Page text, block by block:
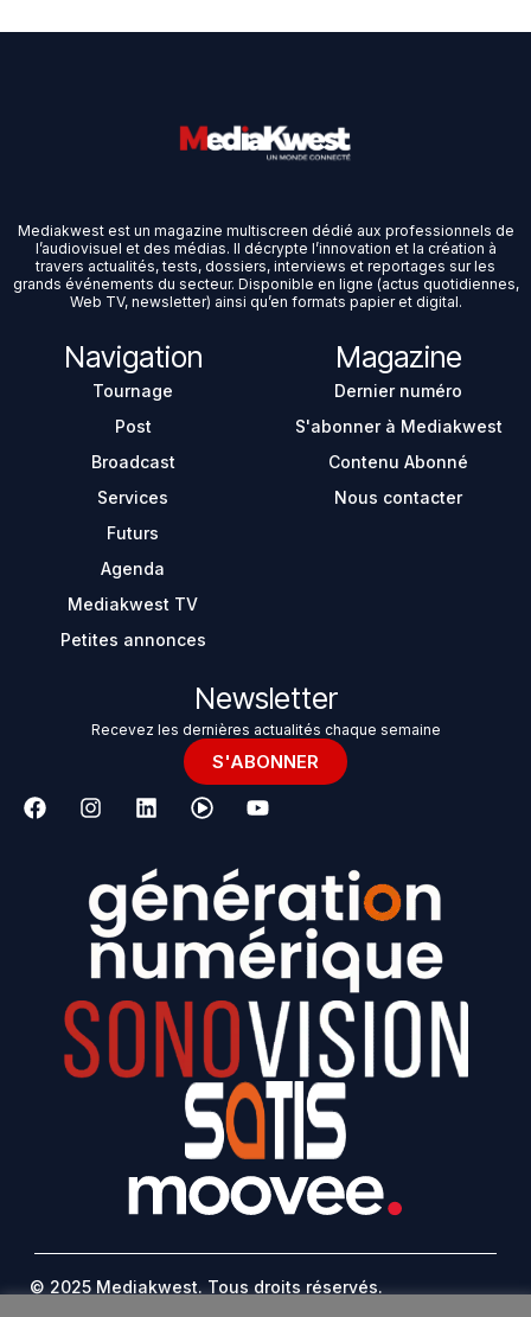
Mediakwest est un magazine multiscreen dédié aux professionnels de
l’audiovisuel et des médias. Il décrypte l’innovation et la création à
travers actualités, tests, dossiers, interviews et reportages sur les
grands événements du secteur. Disponible en ligne (actus quotidiennes,
Web TV, newsletter) ainsi qu’en formats papier et digital.
Navigation
Tournage
Post
Broadcast
Services
Futurs
Agenda
Mediakwest TV
Petites annonces
Magazine
Dernier numéro
S'abonner à Mediakwest
Contenu Abonné
Nous contacter
Newsletter
Recevez les dernières actualités chaque semaine
S'ABONNER
© 2025 Mediakwest. Tous droits réservés.